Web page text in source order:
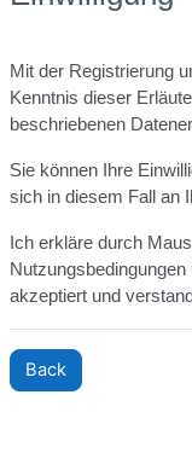
Mit der Registrierung
Kenntnis dieser
beschriebenen
Sie können Ihre
sich in diesem Fall an
Ich erkläre durch
akzeptiert und
Back